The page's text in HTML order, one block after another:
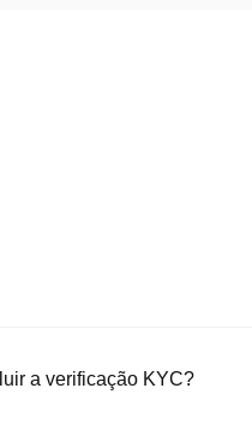
a verificação KYC?